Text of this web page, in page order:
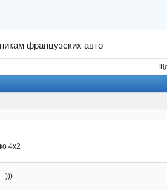
французских авто
4х2
)))